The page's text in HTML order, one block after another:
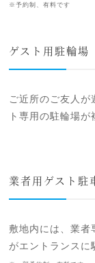
※予約制、有料です
ゲスト用駐輪場
ご近所のご友人が
ト専用の駐輪場が
業者用ゲスト駐
敷地内には、業者
がエントランスに